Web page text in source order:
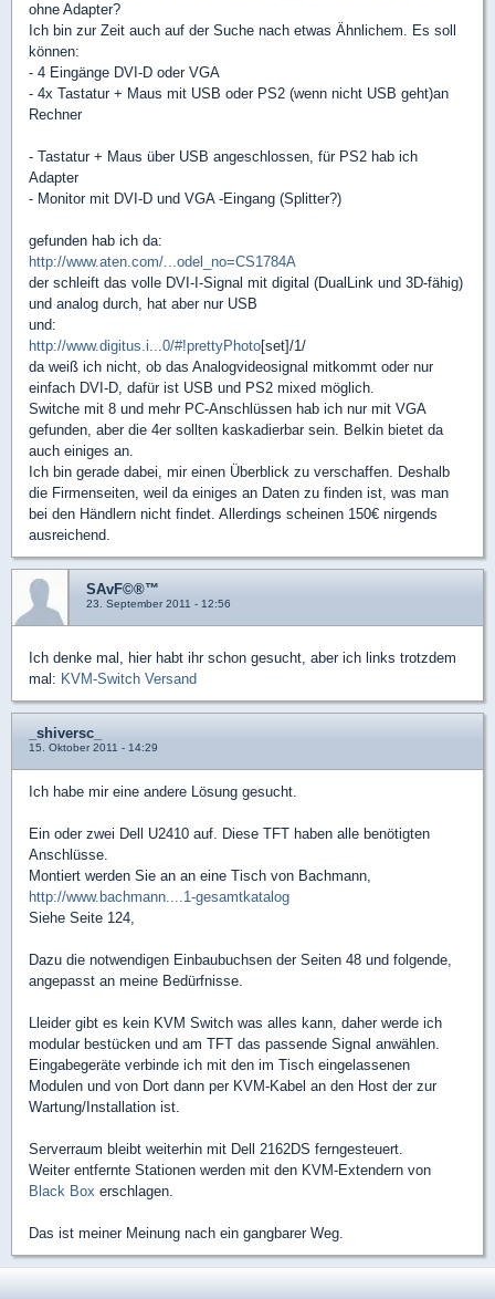
ohne Adapter?
Ich bin zur Zeit auch auf der Suche nach etwas Ähnlichem. Es soll
können:
- 4 Eingänge DVI-D oder VGA
- 4x Tastatur + Maus mit USB oder PS2 (wenn nicht USB geht)an
Rechner
- Tastatur + Maus über USB angeschlossen, für PS2 hab ich
Adapter
- Monitor mit DVI-D und VGA -Eingang (Splitter?)
gefunden hab ich da:
http://www.aten.com/...odel_no=CS1784A
der schleift das volle DVI-I-Signal mit digital (DualLink und 3D-fähig)
und analog durch, hat aber nur USB
und:
http://www.digitus.i...0/#!prettyPhoto[set]/1/
da weiß ich nicht, ob das Analogvideosignal mitkommt oder nur
einfach DVI-D, dafür ist USB und PS2 mixed möglich.
Switche mit 8 und mehr PC-Anschlüssen hab ich nur mit VGA
gefunden, aber die 4er sollten kaskadierbar sein. Belkin bietet da
auch einiges an.
Ich bin gerade dabei, mir einen Überblick zu verschaffen. Deshalb
die Firmenseiten, weil da einiges an Daten zu finden ist, was man
bei den Händlern nicht findet. Allerdings scheinen 150€ nirgends
ausreichend.
SAvF©®™
23. September 2011 - 12:56
Ich denke mal, hier habt ihr schon gesucht, aber ich links trotzdem
mal: KVM-Switch Versand
_shiversc_
15. Oktober 2011 - 14:29
Ich habe mir eine andere Lösung gesucht.
Ein oder zwei Dell U2410 auf. Diese TFT haben alle benötigten
Anschlüsse.
Montiert werden Sie an an eine Tisch von Bachmann,
http://www.bachmann....1-gesamtkatalog
Siehe Seite 124,
Dazu die notwendigen Einbaubuchsen der Seiten 48 und folgende,
angepasst an meine Bedürfnisse.
Lleider gibt es kein KVM Switch was alles kann, daher werde ich
modular bestücken und am TFT das passende Signal anwählen.
Eingabegeräte verbinde ich mit den im Tisch eingelassenen
Modulen und von Dort dann per KVM-Kabel an den Host der zur
Wartung/Installation ist.
Serverraum bleibt weiterhin mit Dell 2162DS ferngesteuert.
Weiter entfernte Stationen werden mit den KVM-Extendern von
Black Box erschlagen.
Das ist meiner Meinung nach ein gangbarer Weg.